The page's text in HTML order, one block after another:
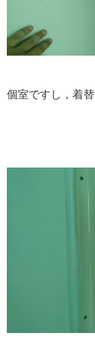
個室ですし，着